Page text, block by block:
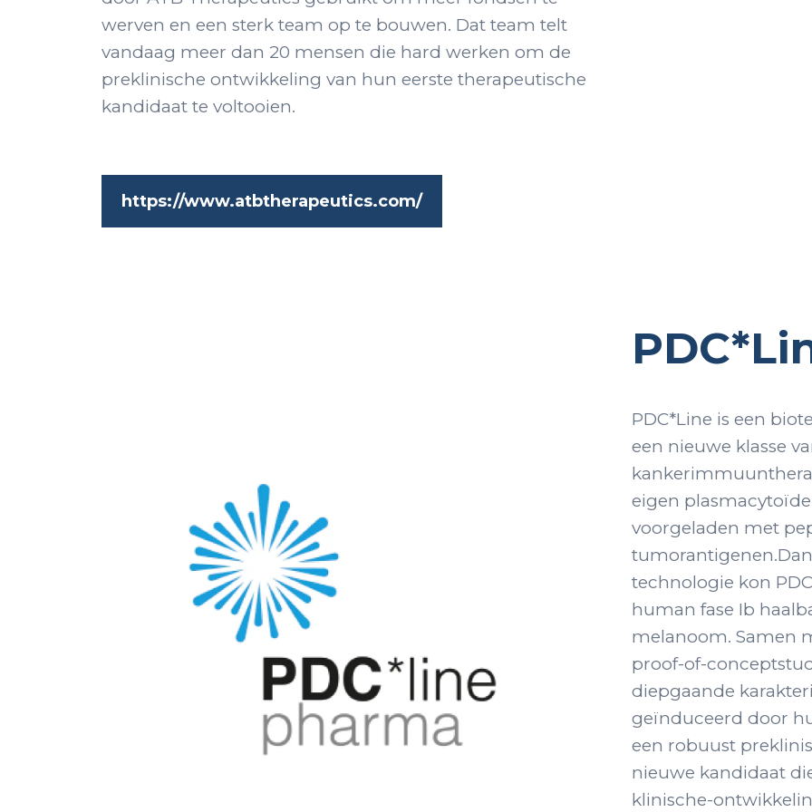
werven en een sterk team op te bouwen. Dat team telt
vandaag meer dan 20 mensen die hard werken om de
preklinische ontwikkeling van hun eerste therapeutische
kandidaat te voltooien.
https://www.atbtherapeutics.com/
PDC*Line is een
een nieuwe klasse
eigen
voorgeladen met
technologie kon
human fase Ib
melanoom. Samen
proof-of-
diepgaande
geïnduceerd door
een robuust
nieuwe kandidaat
klinische-